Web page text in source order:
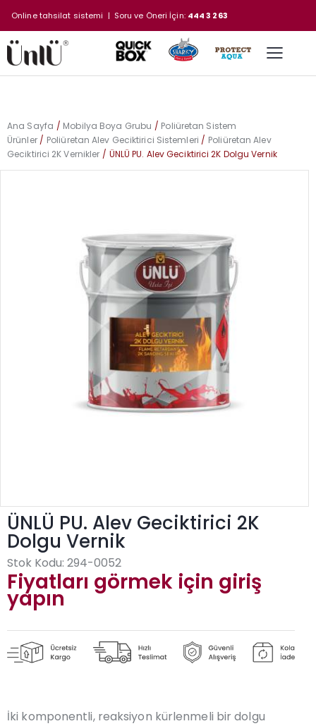
Online tahsilat sistemi | Soru ve Öneri İçin: 444 3 263
Ana Sayfa Mobilya Boya Grubu
Poliüretan Sistem
Ürünler
Poliüretan Alev Geciktirici Sistemleri
Poliüretan Alev
Geciktirici 2K Vernikler
ÜNLÜ PU. Alev Geciktirici 2K Dolgu Vernik
ÜNLÜ PU. Alev Geciktirici 2K
Dolgu Vernik
Stok Kodu: 294-0052
Fiyatları görmek için giriş
yapın
İki komponentli, reaksiyon kürlenmeli bir dolgu